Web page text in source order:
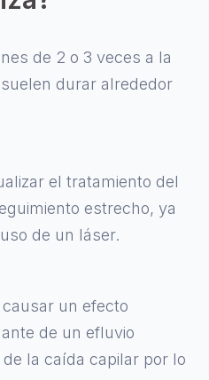
de 2 o 3 veces a la
durar alrededor
el tratamiento del
estrecho, ya
de un láser.
un efecto
de un efluvio
la caída capilar por lo